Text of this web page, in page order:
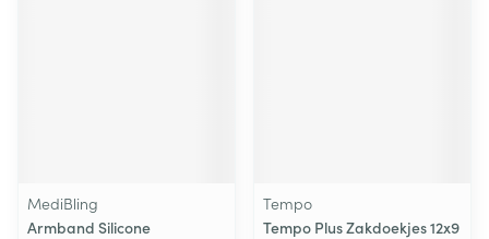
MediBling
Armband Silicone
Tempo
Tempo Plus Zakdoekjes 12x9